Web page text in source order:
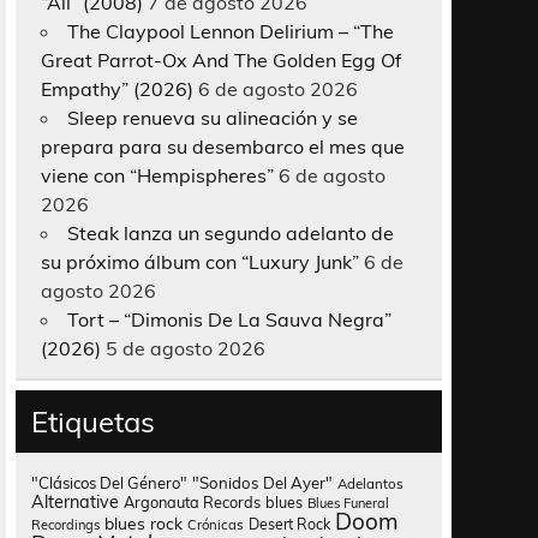
The Claypool Lennon Delirium – “The
Great Parrot-Ox And The Golden Egg Of
Empathy” (2026) 6 de agosto 2026
Sleep renueva su alineación y se
prepara para su desembarco el mes que
viene con “Hempispheres” 6 de agosto
2026
Steak lanza un segundo adelanto de
su próximo álbum con “Luxury Junk” 6 de
agosto 2026
Tort – “Dimonis De La Sauva Negra”
(2026) 5 de agosto 2026
Etiquetas
"Clásicos Del Género" "Sonidos Del Ayer" Adelantos
Alternative Argonauta Records blues Blues Funeral
Recordings blues rock Crónicas Desert Rock Doom